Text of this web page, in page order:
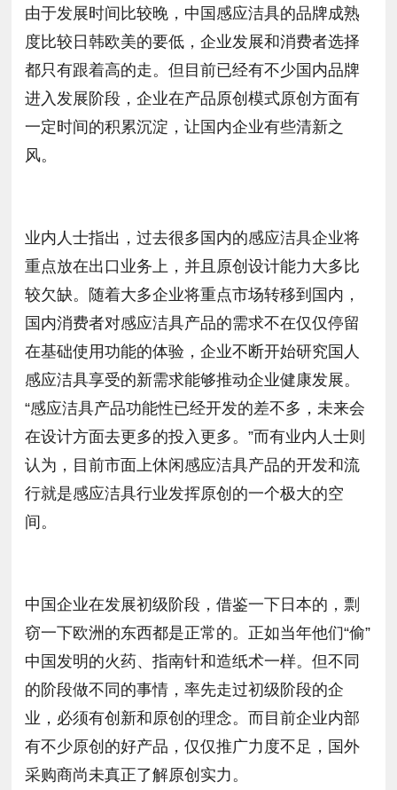
由于发展时间比较晚，中国感应洁具的品牌成熟
度比较日韩欧美的要低，企业发展和消费者选择
都只有跟着高的走。但目前已经有不少国内品牌
进入发展阶段，企业在产品原创模式原创方面有
一定时间的积累沉淀，让国内企业有些清新之
风。
业内人士指出，过去很多国内的感应洁具企业将
重点放在出口业务上，并且原创设计能力大多比
较欠缺。随着大多企业将重点市场转移到国内，
国内消费者对感应洁具产品的需求不在仅仅停留
在基础使用功能的体验，企业不断开始研究国人
感应洁具享受的新需求能够推动企业健康发展。
“感应洁具产品功能性已经开发的差不多，未来会
在设计方面去更多的投入更多。”而有业内人士则
认为，目前市面上休闲感应洁具产品的开发和流
行就是感应洁具行业发挥原创的一个极大的空
间。
中国企业在发展初级阶段，借鉴一下日本的，剽
窃一下欧洲的东西都是正常的。正如当年他们“偷”
中国发明的火药、指南针和造纸术一样。但不同
的阶段做不同的事情，率先走过初级阶段的企
业，必须有创新和原创的理念。而目前企业内部
有不少原创的好产品，仅仅推广力度不足，国外
采购商尚未真正了解原创实力。